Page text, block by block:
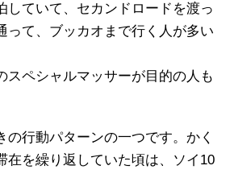
していて、セカンドロードを渡っ
って、ブッカオまで行く人が多い
スペシャルマッサーが目的の人も
の行動パターンの一つです。かく
在を繰り返していた頃は、ソイ10